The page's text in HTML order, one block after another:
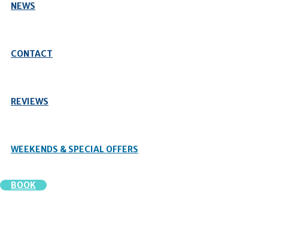
NEWS
CONTACT
REVIEWS
WEEKENDS & SPECIAL OFFERS
BOOK